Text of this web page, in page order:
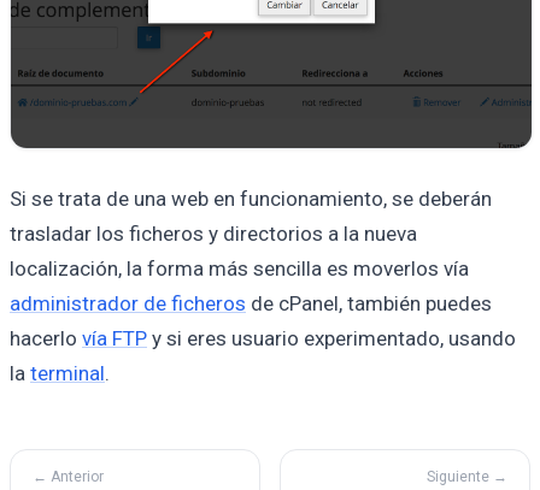
Si se trata de una web en funcionamiento, se deberán
trasladar los ficheros y directorios a la nueva
localización, la forma más sencilla es moverlos vía
administrador de ficheros de cPanel, también puedes
hacerlo vía FTP y si eres usuario experimentado, usando
la terminal.
← Anterior Siguiente →